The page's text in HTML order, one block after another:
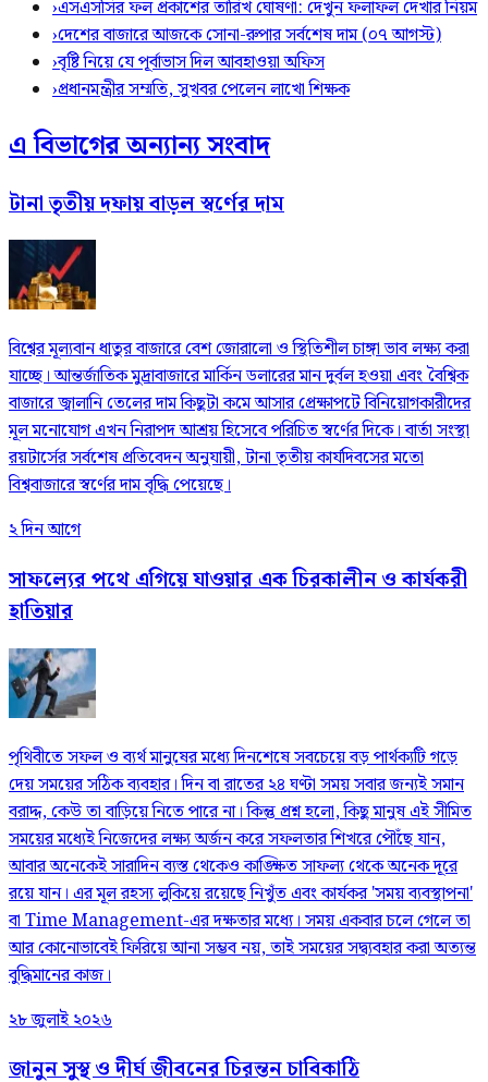
›এসএসসির ফল প্রকাশের তারিখ ঘোষণা: দেখুন ফলাফল দেখার নিয়ম
›দেশের বাজারে আজকে সোনা-রুপার সর্বশেষ দাম (০৭ আগস্ট)
›বৃষ্টি নিয়ে যে পূর্বাভাস দিল আবহাওয়া অফিস
›প্রধানমন্ত্রীর সম্মতি, সুখবর পেলেন লাখো শিক্ষক
এ বিভাগের অন্যান্য সংবাদ
টানা তৃতীয় দফায় বাড়ল স্বর্ণের দাম
বিশ্বের মূল্যবান ধাতুর বাজারে বেশ জোরালো ও স্থিতিশীল চাঙ্গা ভাব লক্ষ্য করা
যাচ্ছে। আন্তর্জাতিক মুদ্রাবাজারে মার্কিন ডলারের মান দুর্বল হওয়া এবং বৈশ্বিক
বাজারে জ্বালানি তেলের দাম কিছুটা কমে আসার প্রেক্ষাপটে বিনিয়োগকারীদের
মূল মনোযোগ এখন নিরাপদ আশ্রয় হিসেবে পরিচিত স্বর্ণের দিকে। বার্তা সংস্থা
রয়টার্সের সর্বশেষ প্রতিবেদন অনুযায়ী, টানা তৃতীয় কার্যদিবসের মতো
বিশ্ববাজারে স্বর্ণের দাম বৃদ্ধি পেয়েছে।
২ দিন আগে
সাফল্যের পথে এগিয়ে যাওয়ার এক চিরকালীন ও কার্যকরী
হাতিয়ার
পৃথিবীতে সফল ও ব্যর্থ মানুষের মধ্যে দিনশেষে সবচেয়ে বড় পার্থক্যটি গড়ে
দেয় সময়ের সঠিক ব্যবহার। দিন বা রাতের ২৪ ঘণ্টা সময় সবার জন্যই সমান
বরাদ্দ, কেউ তা বাড়িয়ে নিতে পারে না। কিন্তু প্রশ্ন হলো, কিছু মানুষ এই সীমিত
সময়ের মধ্যেই নিজেদের লক্ষ্য অর্জন করে সফলতার শিখরে পৌঁছে যান,
আবার অনেকেই সারাদিন ব্যস্ত থেকেও কাঙ্ক্ষিত সাফল্য থেকে অনেক দূরে
রয়ে যান। এর মূল রহস্য লুকিয়ে রয়েছে নিখুঁত এবং কার্যকর 'সময় ব্যবস্থাপনা'
বা Time Management-এর দক্ষতার মধ্যে। সময় একবার চলে গেলে তা
আর কোনোভাবেই ফিরিয়ে আনা সম্ভব নয়, তাই সময়ের সদ্ব্যবহার করা অত্যন্ত
বুদ্ধিমানের কাজ।
২৮ জুলাই ২০২৬
জানুন সুস্থ ও দীর্ঘ জীবনের চিরন্তন চাবিকাঠি